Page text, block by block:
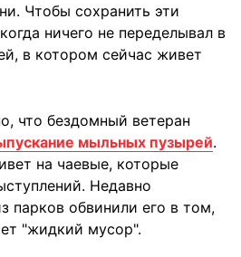
Чтобы сохранить эти
ничего не переделывал в
в котором сейчас живет
что бездомный ветеран
мыльных пузырей.
на чаевые, которые
Недавно
парков обвинили его в том,
"жидкий мусор".